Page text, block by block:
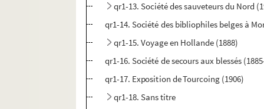
qr1-13. Société des sauveteurs du Nord
qr1-14. Société des bibliophiles belges à
qr1-15. Voyage en Hollande (1888)
qr1-16. Société de secours aux blessés
qr1-17. Exposition de Tourcoing (1906)
qr1-18. Sans titre